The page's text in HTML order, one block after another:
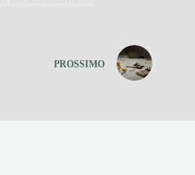
PROSSIMO